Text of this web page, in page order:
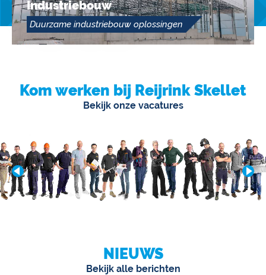
Industriebouw
Duurzame industriebouw oplossingen
Kom werken bij Reijrink Skellet
Bekijk onze vacatures
NIEUWS
Bekijk alle berichten